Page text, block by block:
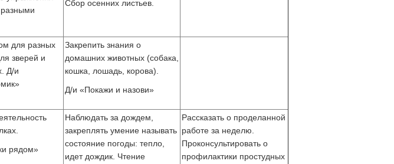
Сбор осенних листьев.
для разных
зверей и
Д/и
Закрепить знания о
домашних животных (собака,
кошка, лошадь, корова).
Д/и «Покажи и назови»
рядом»
Наблюдать за дождем,
закреплять умение называть
состояние погоды: тепло,
идет дождик. Чтение
Рассказать о проделанной
работе за неделю.
Проконсультировать о
профилактики простудных